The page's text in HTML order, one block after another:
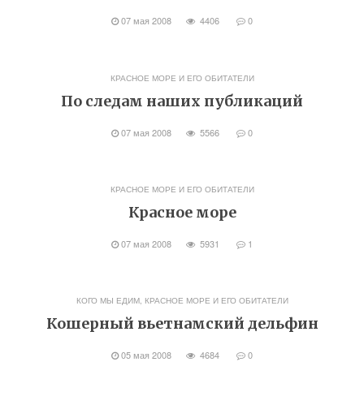
07 мая 2008 4406 0
КРАСНОЕ МОРЕ И ЕГО ОБИТАТЕЛИ
По следам наших публикаций
07 мая 2008 5566 0
КРАСНОЕ МОРЕ И ЕГО ОБИТАТЕЛИ
Красное море
07 мая 2008 5931 1
КОГО МЫ ЕДИМ, КРАСНОЕ МОРЕ И ЕГО ОБИТАТЕЛИ
Кошерный вьетнамский дельфин
05 мая 2008 4684 0